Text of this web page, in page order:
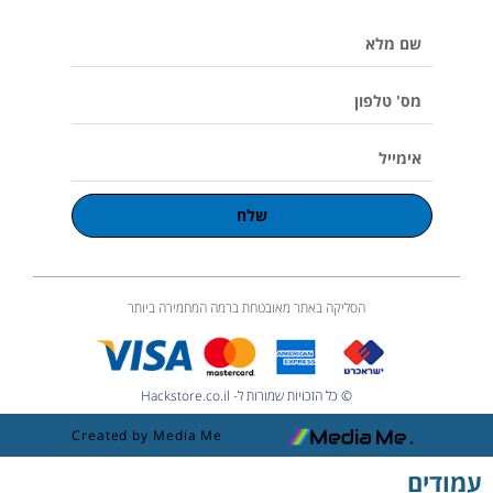
m
שלח
הסליקה באתר מאובטחת ברמה המחמירה ביותר
© כל הזכויות שמורות ל- Hackstore.co.il
Created by Media Me
עמודים